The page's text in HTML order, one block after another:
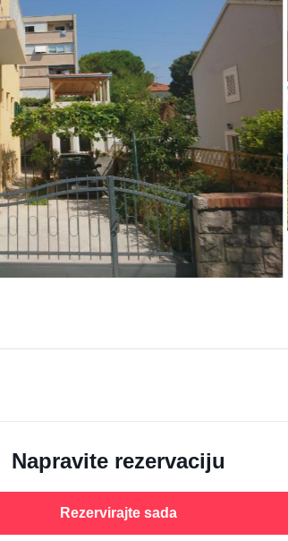
Napravite rezervaciju
Rezervirajte sada